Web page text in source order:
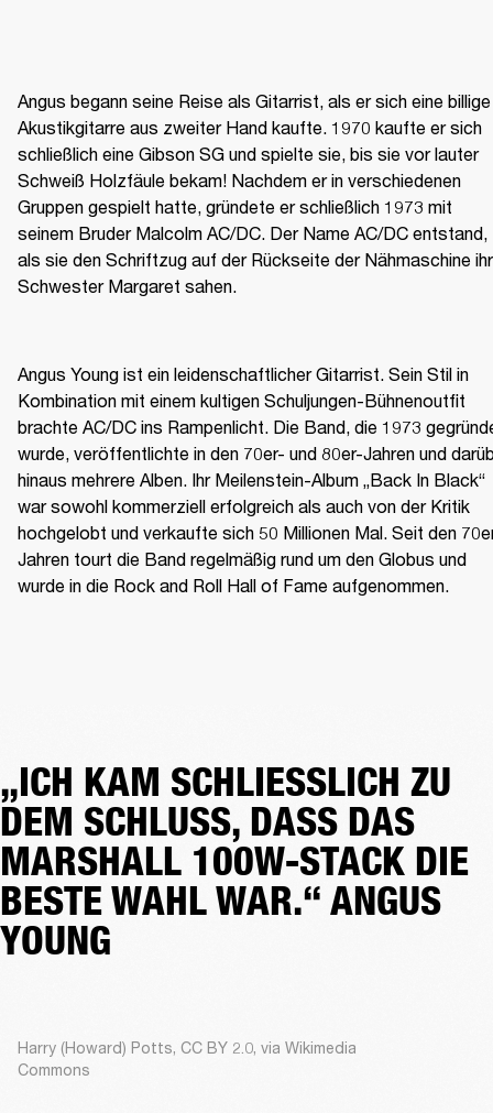
Angus begann seine Reise als Gitarrist, als er sich eine billige
Akustikgitarre aus zweiter Hand kaufte. 1970 kaufte er sich
schließlich eine Gibson SG und spielte sie, bis sie vor lauter
Schweiß Holzfäule bekam! Nachdem er in verschiedenen
Gruppen gespielt hatte, gründete er schließlich 1973 mit
seinem Bruder Malcolm AC/DC. Der Name AC/DC entstand,
als sie den Schriftzug auf der Rückseite der Nähmaschine
Schwester Margaret sahen.
Angus Young ist ein leidenschaftlicher Gitarrist. Sein Stil in
Kombination mit einem kultigen Schuljungen-Bühnenoutfit
brachte AC/DC ins Rampenlicht. Die Band, die 1973
wurde, veröffentlichte in den 70er- und 80er-Jahren und
hinaus mehrere Alben. Ihr Meilenstein-Album „Back In Black“
war sowohl kommerziell erfolgreich als auch von der Kritik
hochgelobt und verkaufte sich 50 Millionen Mal. Seit den
Jahren tourt die Band regelmäßig rund um den Globus und
wurde in die Rock and Roll Hall of Fame aufgenommen.
„ICH KAM SCHLIESSLICH ZU D
EM SCHLUSS, DASS DAS M
ARSHALL 100W-STACK DIE B
ESTE WAHL WAR.“ ANGUS Y
OUNG
Harry (Howard) Potts, CC BY 2.0, via Wikimedia
Commons